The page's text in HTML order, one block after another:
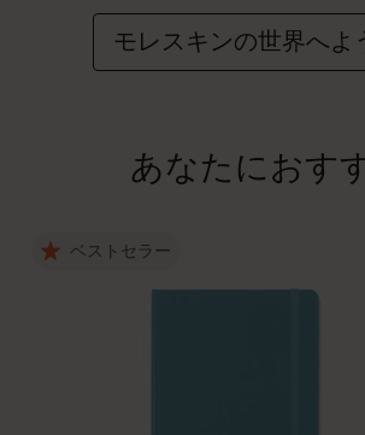
モレスキンの世界へよ
あなたにおす
ベストセラー